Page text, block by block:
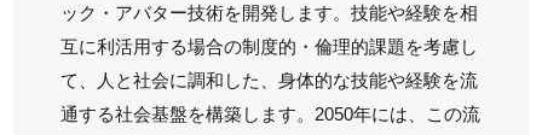
ック・アバター技術を開発します。技能や経験を相
互に利活用する場合の制度的・倫理的課題を考慮し
て、人と社会に調和した、身体的な技能や経験を流
通する社会基盤を構築します。2050年には、この流